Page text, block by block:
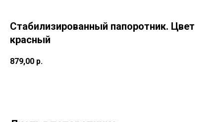
Стабилизированный папоротник. Цвет
красный
879,00 р.